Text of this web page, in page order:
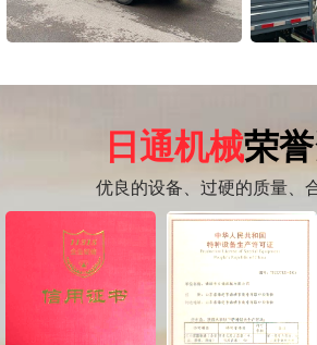
日通机械荣
优良的设备、过硬的质量、